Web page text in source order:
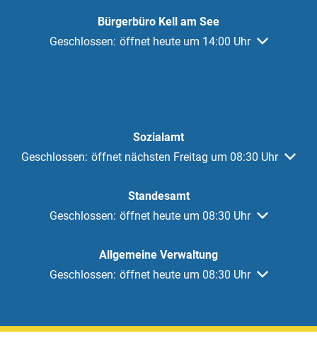
Bürgerbüro Kell am See
Klicken, um weitere Öffnungs- oder Schließzeiten
Geschlossen: öffnet heute um 14:00 Uhr
Sozialamt
Klicken, um weitere Öffnungs- oder Schließzeiten
Geschlossen: öffnet nächsten Freitag um 08:30 Uhr
Standesamt
Klicken, um weitere Öffnungs- oder Schließzeiten
Geschlossen: öffnet heute um 08:30 Uhr
Allgemeine Verwaltung
Klicken, um weitere Öffnungs- oder Schließzeiten
Geschlossen: öffnet heute um 08:30 Uhr